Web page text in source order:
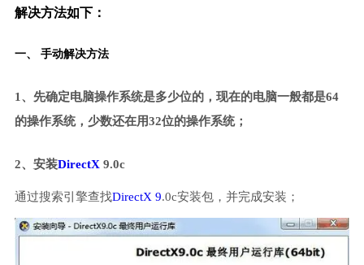
解决方法如下：
一、 手动解决方法
1、先确定电脑操作系统是多少位的，现在的电脑一般都是64
的操作系统，少数还在用32位的操作系统；
2、安装DirectX 9.0c
通过搜索引擎查找DirectX 9.0c安装包，并完成安装；